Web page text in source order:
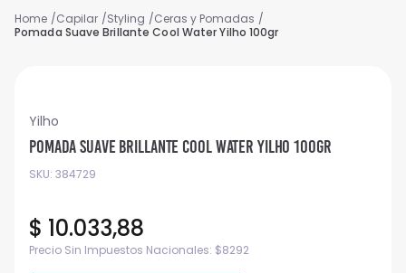
Capilar Styling
Ceras y Pomadas
Pomada Suave Brillante Cool Water Yilho 100gr
Yilho
Pomada Suave Brillante Cool Water Yilho 100gr
SKU: 384729
$ 10.033,88
Precio Sin Impuestos Nacionales: $8292